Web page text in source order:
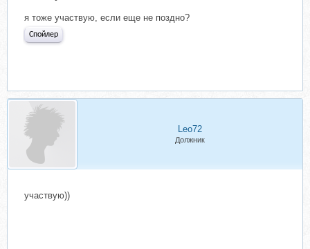
я тоже участвую, если еще не поздно?
Спойлер
Leo72
Должник
участвую))